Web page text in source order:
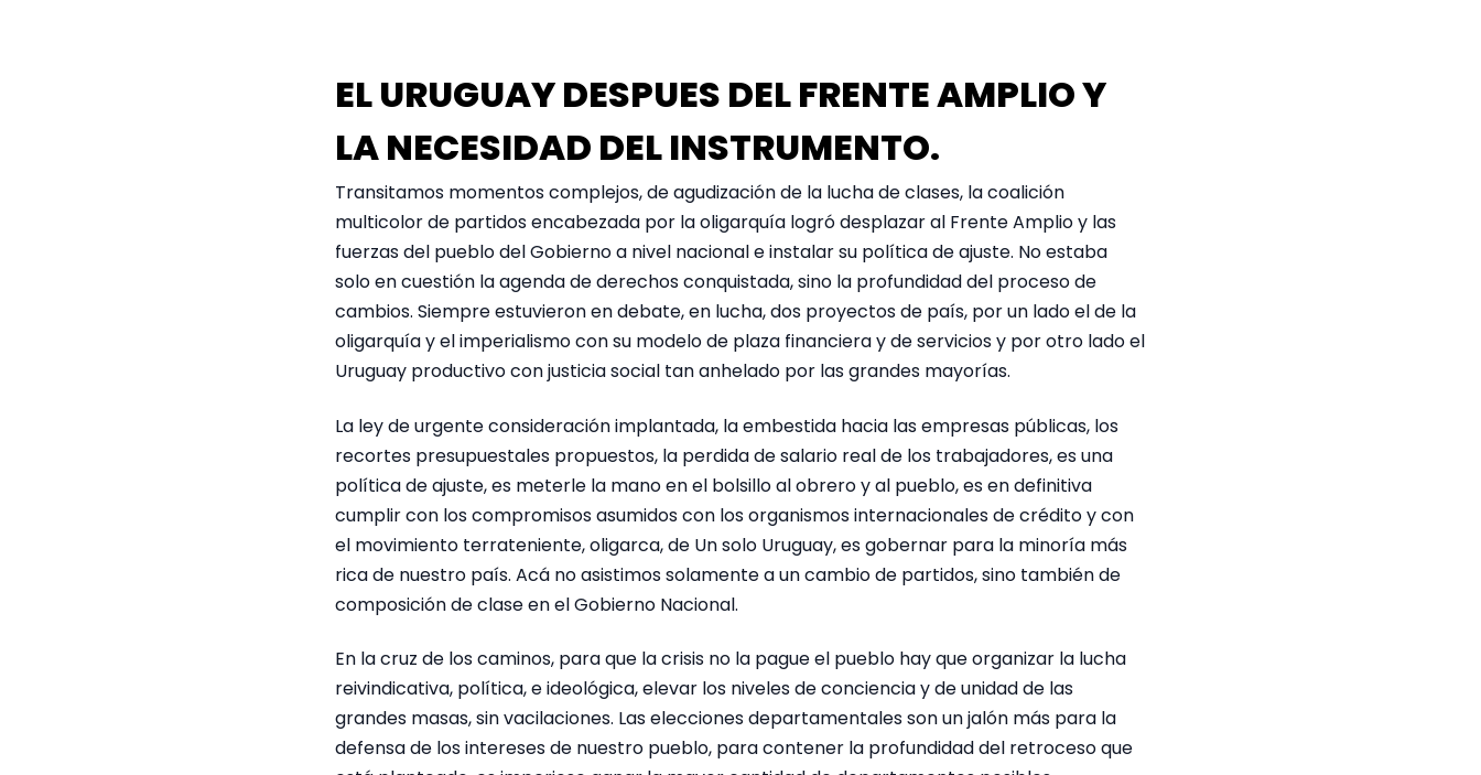
EL URUGUAY DESPUES DEL FRENTE AMPLIO Y
LA NECESIDAD DEL INSTRUMENTO.
Transitamos momentos complejos, de agudización de la lucha de clases, la coalición
multicolor de partidos encabezada por la oligarquía logró desplazar al Frente Amplio y las
fuerzas del pueblo del Gobierno a nivel nacional e instalar su política de ajuste. No estaba
solo en cuestión la agenda de derechos conquistada, sino la profundidad del proceso de
cambios. Siempre estuvieron en debate, en lucha, dos proyectos de país, por un lado el de la
oligarquía y el imperialismo con su modelo de plaza financiera y de servicios y por otro lado el
Uruguay productivo con justicia social tan anhelado por las grandes mayorías.
La ley de urgente consideración implantada, la embestida hacia las empresas públicas, los
recortes presupuestales propuestos, la perdida de salario real de los trabajadores, es una
política de ajuste, es meterle la mano en el bolsillo al obrero y al pueblo, es en definitiva
cumplir con los compromisos asumidos con los organismos internacionales de crédito y con
el movimiento terrateniente, oligarca, de Un solo Uruguay, es gobernar para la minoría más
rica de nuestro país. Acá no asistimos solamente a un cambio de partidos, sino también de
composición de clase en el Gobierno Nacional.
En la cruz de los caminos, para que la crisis no la pague el pueblo hay que organizar la lucha
reivindicativa, política, e ideológica, elevar los niveles de conciencia y de unidad de las
grandes masas, sin vacilaciones. Las elecciones departamentales son un jalón más para la
defensa de los intereses de nuestro pueblo, para contener la profundidad del retroceso que